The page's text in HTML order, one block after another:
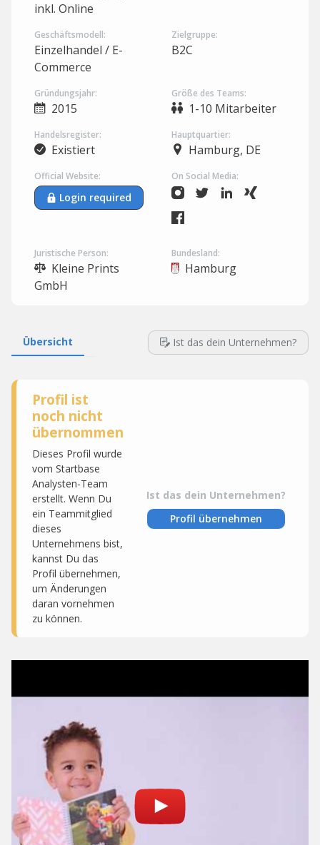
inkl. Online
Geschäftsmodell:
Einzelhandel / E-
Commerce
Zielgruppe:
B2C
Gründungsjahr:
2015
Größe des Teams:
1-10 Mitarbeiter
Handelsregister:
Existiert
Hauptquartier:
Hamburg, DE
Official Website:
Login required
On Social Media:
Juristische Person:
Kleine Prints
GmbH
Bundesland:
Hamburg
Übersicht Ist das dein Unternehmen?
Profil ist
noch nicht
übernommen
Dieses Profil wurde
vom Startbase
Analysten-Team
erstellt. Wenn Du
ein Teammitglied
dieses
Unternehmens bist,
kannst Du das
Profil übernehmen,
um Änderungen
daran vornehmen
zu können.
Ist das dein Unternehmen?
Profil übernehmen